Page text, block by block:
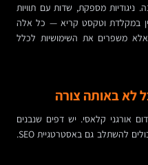
ניגודיות מספקת, שדות עם תוויות
במקלדת וטקסט קריא — כל אלה
משפרים את השימושיות לכלל
אורגני קלאסי. יש דפים שנבנים
בעיקר לקמפיינים ממומנים, ויש דפים שיכולים להשתלב גם באסטרטגיית SEO.